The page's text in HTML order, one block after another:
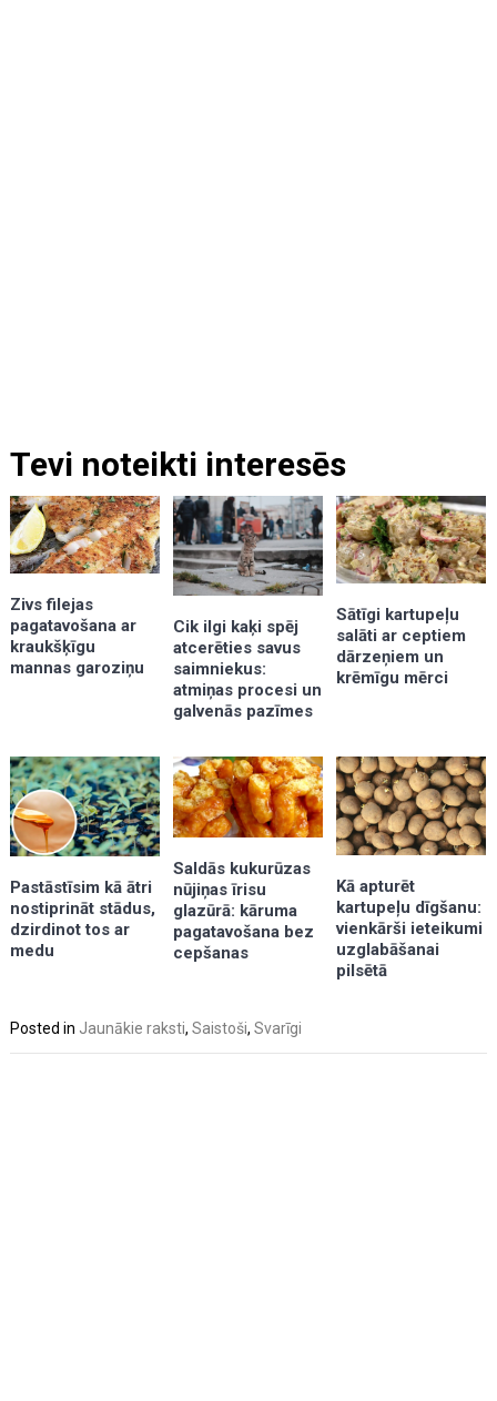
Tevi noteikti interesēs
Zivs filejas
pagatavošana ar
kraukšķīgu
mannas garoziņu
Cik ilgi kaķi spēj
atcerēties savus
saimniekus:
atmiņas procesi un
galvenās pazīmes
Sātīgi kartupeļu
salāti ar ceptiem
dārzeņiem un
krēmīgu mērci
Pastāstīsim kā ātri
nostiprināt stādus,
dzirdinot tos ar
medu
Saldās kukurūzas
nūjiņas īrisu
glazūrā: kāruma
pagatavošana bez
cepšanas
Kā apturēt
kartupeļu dīgšanu:
vienkārši ieteikumi
uzglabāšanai
pilsētā
Posted in Jaunākie raksti,Saistoši,Svarīgi